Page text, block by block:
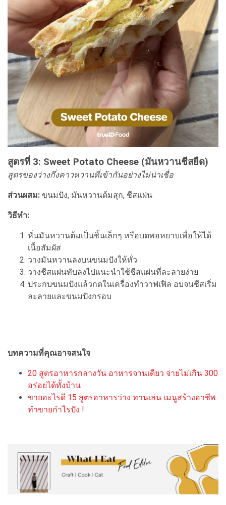
สูตรที่ 3: Sweet Potato Cheese (มันหวานชีสยืด)
สูตรของว่างกึ่งคาวหวานที่เข้ากันอย่างไม่น่าเชื่อ
ส่วนผสม: ขนมปัง, มันหวานต้มสุก, ชีสแผ่น
วิธีทำ:
หั่นมันหวานต้มเป็นชิ้นเล็กๆ หรือบดพอหยาบเพื่อให้ได้
เนื้อสัมผัส
วางมันหวานลงบนขนมปังให้ทั่ว
วางชีสแผ่นทับลงไปแนะนำใช้ชีสแผ่นที่ละลายง่าย
ประกบขนมปังแล้วกดในเครื่องทำวาฟเฟิล อบจนชีสเริ่ม
ละลายและขนมปังกรอบ
บทความที่คุณอาจสนใจ
20 สูตรอาหารกลางวัน อาหารจานเดียว จ่ายไม่เกิน 300
อร่อยได้ทั้งบ้าน
ขายอะไรดี 15 สูตรอาหารว่าง ทานเล่น เมนูสร้างอาชีพ
ทำขายกำไรปัง !